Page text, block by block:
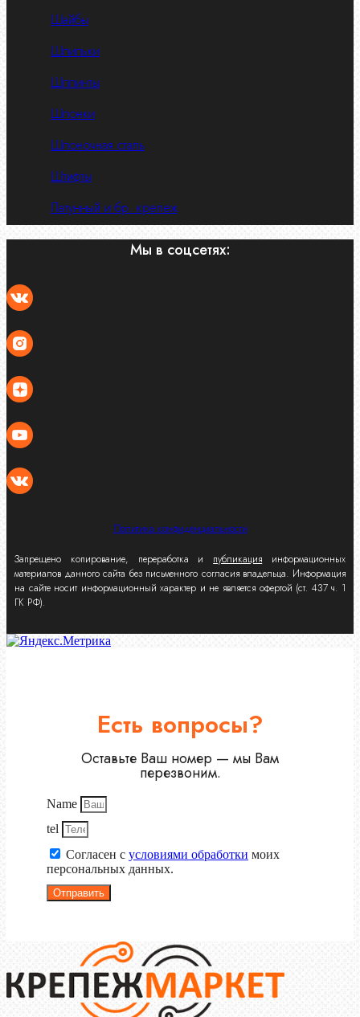
Шайбы
Шпильки
Шплинты
Шпонки
Шпоночная сталь
Штифты
Латунный и бр. крепеж
Мы в соцсетях:
Политика конфиденциальности
Запрещено копирование, переработка и публикация информационных
материалов данного сайта без письменного согласия владельца. Информация
на сайте носит информационный характер и не является офертой (ст. 437 ч. 1
ГК РФ).
Есть вопросы?
Оставьте Ваш номер — мы Вам
перезвоним.
Name
tel
Согласен с условиями обработки моих
персональных данных.
Отправить